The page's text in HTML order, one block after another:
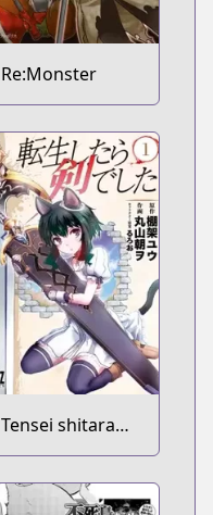
Re:Monster
Tensei shitara
Ken deshita